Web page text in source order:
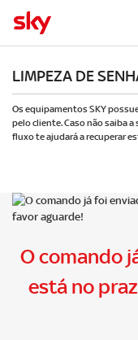
LIMPEZA DE
Os equipamentos SKY
pelo cliente. Caso não saiba
fluxo te ajudará a recuperar
O comando
está no